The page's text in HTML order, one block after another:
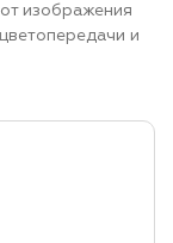
изображения
и